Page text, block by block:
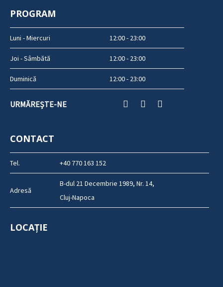
PROGRAM
Luni - Miercuri 12:00 - 23:00
Joi - Sâmbătă 12:00 - 23:00
Duminică 12:00 - 23:00
URMĂREȘTE-NE
CONTACT
Tel. +40 770 163 152
Adresă
B-dul 21 Decembrie 1989, Nr. 14,
Cluj-Napoca
LOCAȚIE